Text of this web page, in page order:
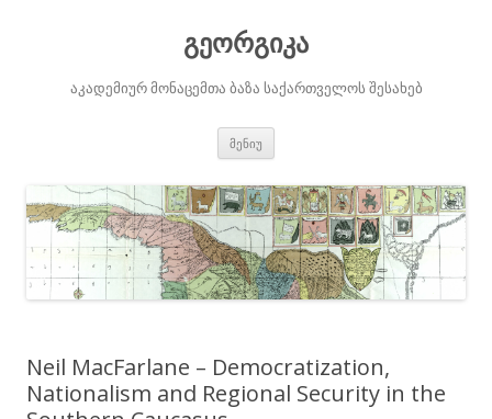
გეორგიკა
აკადემიურ მონაცემთა ბაზა საქართველოს შესახებ
მენიუ
Neil MacFarlane – Democratization,
Nationalism and Regional Security in the